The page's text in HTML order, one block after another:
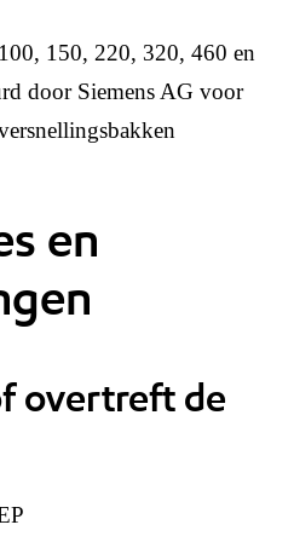
150, 220, 320, 460 en
door Siemens AG voor
en
overtreft de